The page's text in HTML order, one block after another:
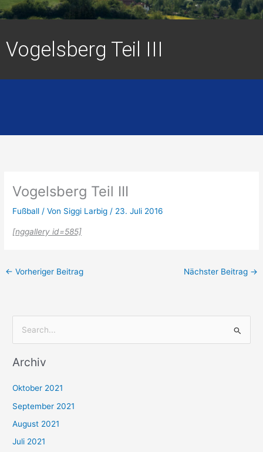
Vogelsberg Teil III
Vogelsberg Teil III
Fußball / Von Siggi Larbig/ 23. Juli 2016
[nggallery id=585]
← Vorheriger Beitrag Nächster Beitrag →
c
n
n
a
Archiv
Oktober 2021
September 2021
August 2021
Juli 2021